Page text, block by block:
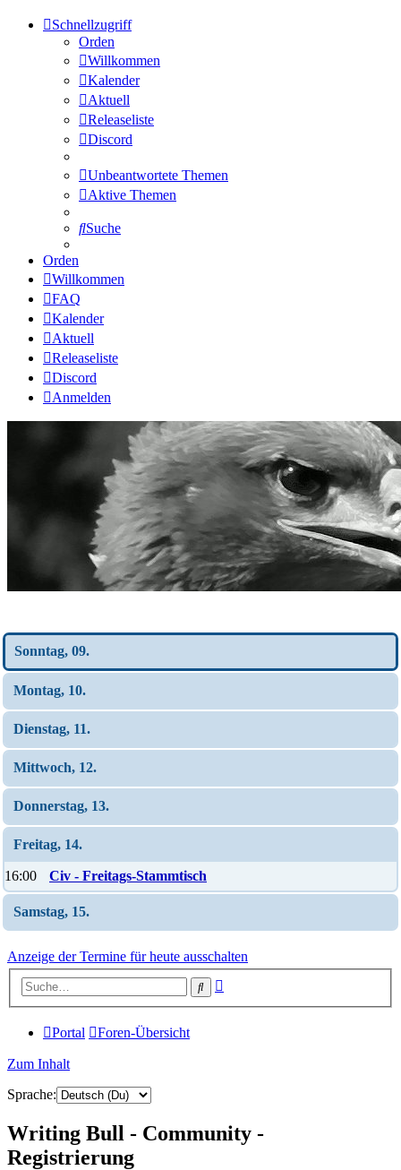
Schnellzugriff
Orden
Willkommen
Kalender
Aktuell
Releaseliste
Discord
Unbeantwortete Themen
Aktive Themen
Suche
Orden
Willkommen
FAQ
Kalender
Aktuell
Releaseliste
Discord
Anmelden
Sonntag, 09.
Montag, 10.
Dienstag, 11.
Mittwoch, 12.
Donnerstag, 13.
Freitag, 14.
16:00 Civ - Freitags-Stammtisch
Samstag, 15.
Anzeige der Termine für heute ausschalten
Suche
Portal Foren-Übersicht
Zum Inhalt
Sprache:
Writing Bull - Community -
Registrierung